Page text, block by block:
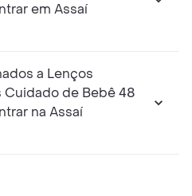
em Assaí
a Lenços
de Bebê 48
na Assaí